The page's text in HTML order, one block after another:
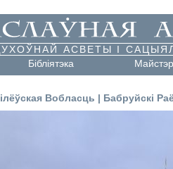
АСВЕТЫ І
Бібліятэка
Вобласць | Бабруйскі